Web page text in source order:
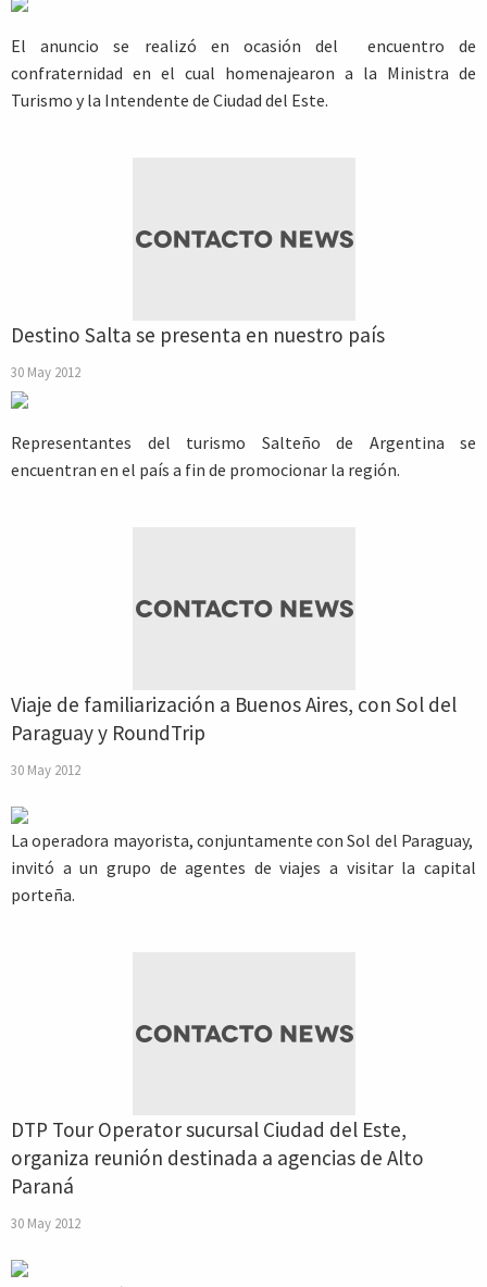
El anuncio se realizó en ocasión del encuentro de
confraternidad en el cual homenajearon a la Ministra de
Turismo y la Intendente de Ciudad del Este.
Destino Salta se presenta en nuestro país
30 May 2012
Representantes del turismo Salteño de Argentina se
encuentran en el país a fin de promocionar la región.
Viaje de familiarización a Buenos Aires, con Sol del
Paraguay y RoundTrip
30 May 2012
La operadora mayorista, conjuntamente con Sol del Paraguay,
invitó a un grupo de agentes de viajes a visitar la capital
porteña.
DTP Tour Operator sucursal Ciudad del Este,
organiza reunión destinada a agencias de Alto
Paraná
30 May 2012